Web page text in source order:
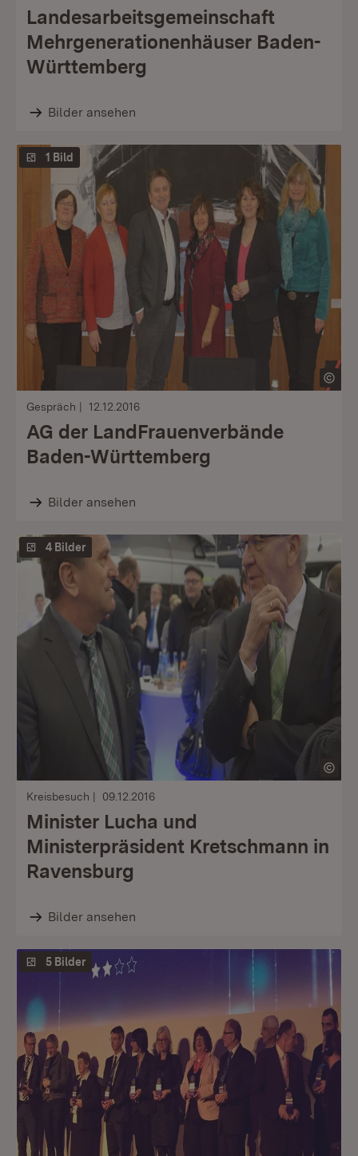
Landesarbeitsgemeinschaft
Mehrgenerationenhäuser Baden-
Württemberg
Bilder ansehen
1 Bild
Gespräch 12.12.2016
AG der LandFrauenverbände
Baden-Württemberg
Bilder ansehen
4 Bilder
Kreisbesuch 09.12.2016
Minister Lucha und
Ministerpräsident Kretschmann in
Ravensburg
Bilder ansehen
5 Bilder